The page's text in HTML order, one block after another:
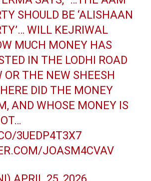
SHOULD BE ‘ALISHAAN
WILL KEJRIWAL
MUCH MONEY HAS
IN THE LODHI ROAD
OR THE NEW SHEESH
DID THE MONEY
AND WHOSE MONEY IS
3UEDP4T3X7
JOASM4CVAV